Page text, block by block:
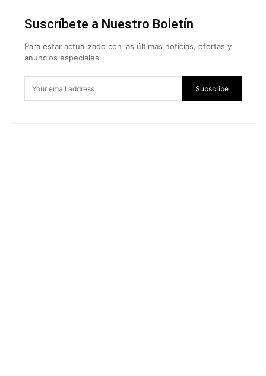
Suscríbete a Nuestro Boletín
Para estar actualizado con las últimas noticias, ofertas y
anuncios especiales.
Subscribe